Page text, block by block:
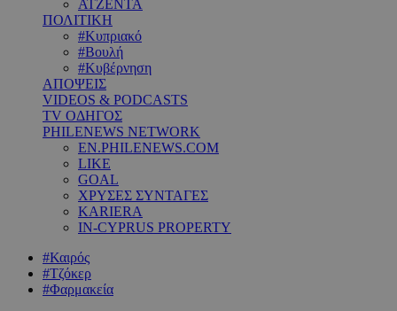
ΑΤΖΕΝΤΑ
ΠΟΛΙΤΙΚΗ
#Κυπριακό
#Βουλή
#Κυβέρνηση
ΑΠΟΨΕΙΣ
VIDEOS & PODCASTS
TV ΟΔΗΓΟΣ
PHILENEWS NETWORK
EN.PHILENEWS.COM
LIKE
GOAL
ΧΡΥΣΕΣ ΣΥΝΤΑΓΕΣ
KARIERA
IN-CYPRUS PROPERTY
#Καιρός
#Τζόκερ
#Φαρμακεία